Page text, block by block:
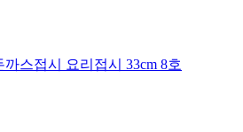
스접시 요리접시 33cm 8호